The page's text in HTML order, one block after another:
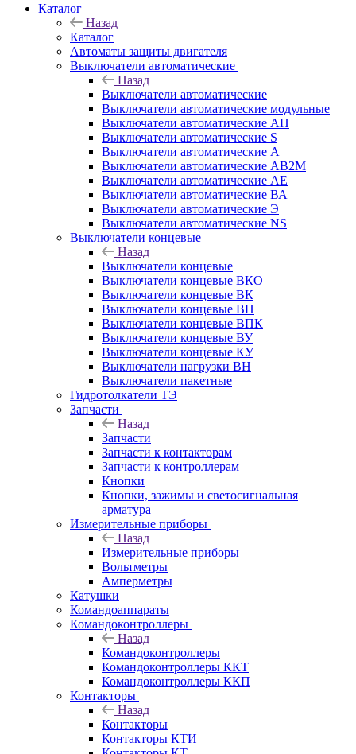
Каталог
Назад
Каталог
Автоматы защиты двигателя
Выключатели автоматические
Назад
Выключатели автоматические
Выключатели автоматические модульные
Выключатели автоматические АП
Выключатели автоматические S
Выключатели автоматические А
Выключатели автоматические АВ2М
Выключатели автоматические АЕ
Выключатели автоматические ВА
Выключатели автоматические Э
Выключатели автоматические NS
Выключатели концевые
Назад
Выключатели концевые
Выключатели концевые ВКО
Выключатели концевые ВК
Выключатели концевые ВП
Выключатели концевые ВПК
Выключатели концевые ВУ
Выключатели концевые КУ
Выключатели нагрузки ВН
Выключатели пакетные
Гидротолкатели ТЭ
Запчасти
Назад
Запчасти
Запчасти к контакторам
Запчасти к контроллерам
Кнопки
Кнопки, зажимы и светосигнальная
арматура
Измерительные приборы
Назад
Измерительные приборы
Вольтметры
Амперметры
Катушки
Командоаппараты
Командоконтроллеры
Назад
Командоконтроллеры
Командоконтроллеры ККТ
Командоконтроллеры ККП
Контакторы
Назад
Контакторы
Контакторы КТИ